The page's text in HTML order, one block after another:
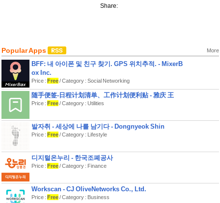
을 위한 어휘
하는 8000개 이상의 유용한 영어 단어
-읽기와 말하기를 돕는 영어 발음 기호
-리스닝과 발음 연습을 위해 모든 플래
시 카드에 포함된 오디오
휘 플래시 카드가 단어장에 추가될 예정
입니다.
-인공지능(AI)이 학습 성취도와 진도에
-적은 개수의 플래시 카드에서 시작하
여, 사전의 모든 단어를 암기할 수 있을
Share:
Popular Apps More
BFF: 내 아이폰 및 친구 찾기. GPS 위치추적. - MixerB
ox Inc.
Price : Free/ Category : Social Networking
随手便签-日程计划清单、工作计划便利贴 - 雅庆 王
Price : Free/ Category : Utilities
발자취 - 세상에 나를 남기다 - Dongnyeok Shin
Price : Free/ Category : Lifestyle
디지털온누리 - 한국조폐공사
Price : Free/ Category : Finance
Workscan - CJ OliveNetworks Co., Ltd.
Price : Free/ Category : Business